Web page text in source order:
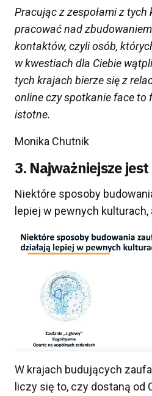
Pracując z zespołami z
pracować nad
kontaktów, czyliosób,
w kwestiach dla Ciebie
tych krajach bierze się z
online czy spotkanie face to
istotne.
Monika Chutnik
3. Najważniejsze
Niektóre sposoby
lepiej w pewnych kulturach,
W krajach budujących
liczy się to, czy dostaną od